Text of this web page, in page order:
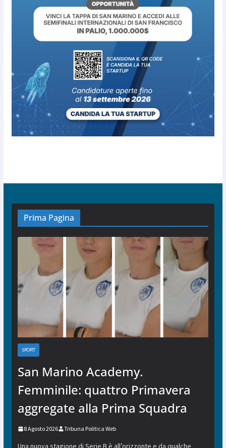
Prima Pagina
SPORT
San Marino Academy.
Femminile: quattro Primavera
aggregate alla Prima Squadra
8 Agosto 2026 Tribuna Politica Web
Una nuova stagione di Serie B è all’orizzonte e da qualche